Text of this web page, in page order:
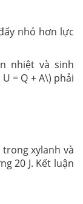
nhỏ hơn lực
nhiệt và sinh
= Q + A\) phải
trong xylanh và
20 J. Kết luận